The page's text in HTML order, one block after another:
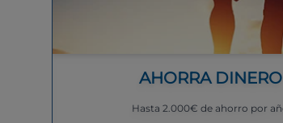
AHORRA DINERO
Hasta 2.000€ de ahorro por